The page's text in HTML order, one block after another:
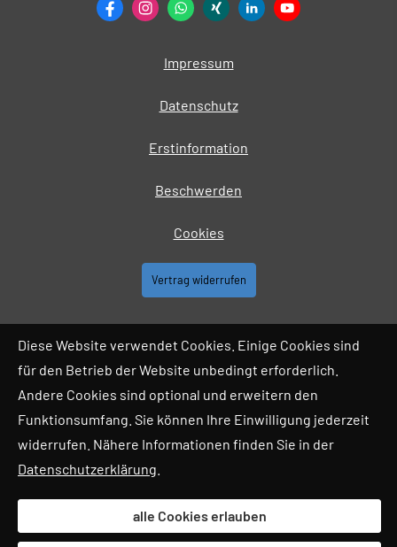
Impressum
Datenschutz
Erstinformation
Beschwerden
Cookies
Vertrag widerrufen
Diese Website verwendet Cookies. Einige Cookies sind
für den Betrieb der Website unbedingt erforderlich.
Andere Cookies sind optional und erweitern den
Funktionsumfang. Sie können Ihre Einwilligung jederzeit
widerrufen. Nähere Informationen finden Sie in der
Datenschutzerklärung
alle Cookies erlauben